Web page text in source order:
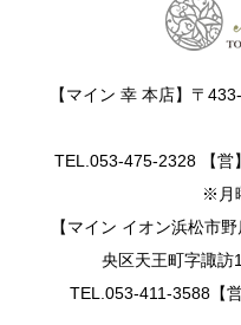
【マイン 幸 本店】〒
TEL.053-475-2328 【営
※月
【マイン イオン浜松市
央区天王町字諏訪
TEL.053-411-3588【